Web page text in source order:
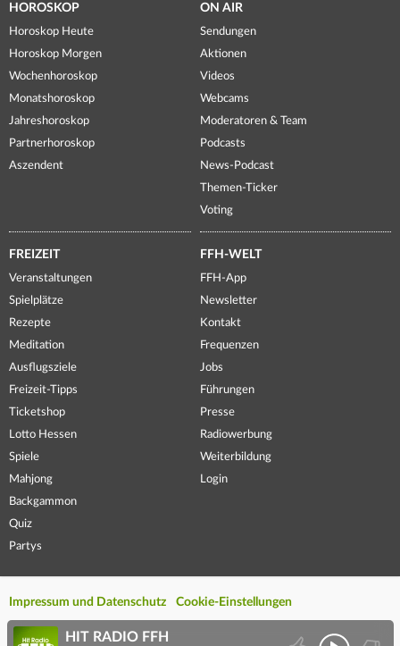
HOROSKOP
Horoskop Heute
Horoskop Morgen
Wochenhoroskop
Monatshoroskop
Jahreshoroskop
Partnerhoroskop
Aszendent
ON AIR
Sendungen
Aktionen
Videos
Webcams
Moderatoren & Team
Podcasts
News-Podcast
Themen-Ticker
Voting
FREIZEIT
Veranstaltungen
Spielplätze
Rezepte
Meditation
Ausflugsziele
Freizeit-Tipps
Ticketshop
Lotto Hessen
Spiele
Mahjong
Backgammon
Quiz
Partys
FFH-WELT
FFH-App
Newsletter
Kontakt
Frequenzen
Jobs
Führungen
Presse
Radiowerbung
Weiterbildung
Login
Impressum und Datenschutz Cookie-Einstellungen
HIT RADIO FFH